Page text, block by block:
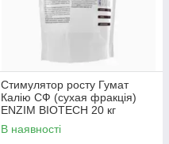
Стимулятор росту Гумат
Калію СФ (сухая фракція)
ENZIM BIOTECH 20 кг
В наявності